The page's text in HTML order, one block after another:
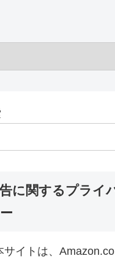
に関するプライ
イトは、